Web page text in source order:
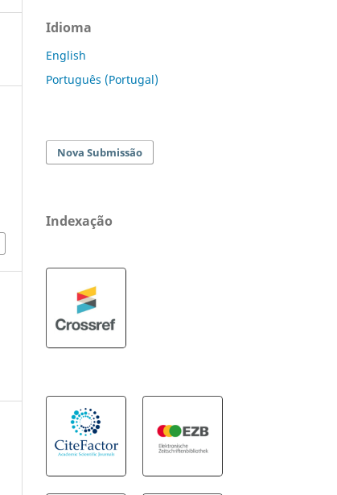
Idioma
English
Português (Portugal)
Nova Submissão
Indexação